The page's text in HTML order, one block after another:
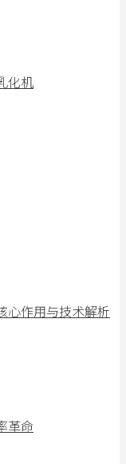
化机
心作用与技术解析
革命